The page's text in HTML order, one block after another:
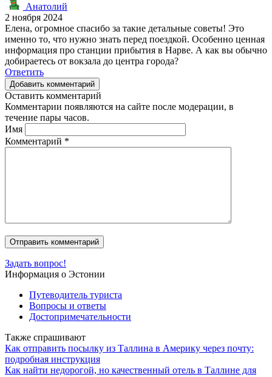
Анатолий
2 ноября 2024
Елена, огромное спасибо за такие детальные советы! Это
именно то, что нужно знать перед поездкой. Особенно ценная
информация про станции прибытия в Нарве. А как вы обычно
добираетесь от вокзала до центра города?
Ответить
Добавить комментарий
Оставить комментарий
Комментарии появляются на сайте после модерации, в
течение пары часов.
Имя
Комментарий *
Задать вопрос!
Информация о Эстонии
Путеводитель туриста
Вопросы и ответы
Достопримечательности
Также спрашивают
Как отправить посылку из Таллина в Америку через почту:
подробная инструкция
Как найти недорогой, но качественный отель в Таллине для